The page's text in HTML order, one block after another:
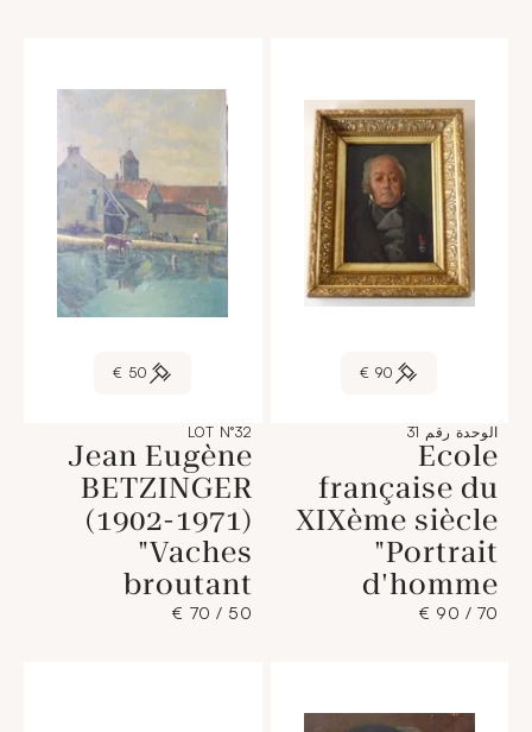
90 €
الوحدة رقم 31
Ecole
française du
XIXème siècle
"Portrait
d'homme
70 / 90 €
50 €
LOT N°32
Jean Eugène
BETZINGER
(1902-1971)
"Vaches
broutant
50 / 70 €